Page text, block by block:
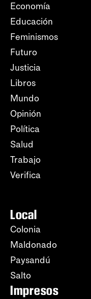
Economía
Educación
Feminismos
Futuro
Justicia
Libros
Mundo
Opinión
Política
Salud
Trabajo
Verifica
Local
Colonia
Maldonado
Paysandú
Salto
Impresos